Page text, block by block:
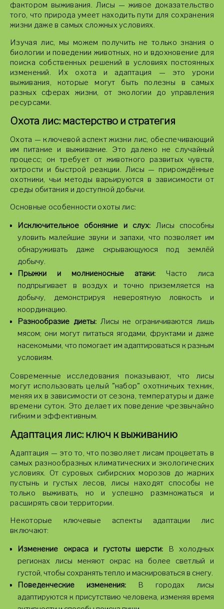
фактором выживания. Лисы — живое доказательство
того, что природа умеет находить пути для сохранения
жизни даже в самых сложных условиях.
Изучая лис, мы можем получить не только знания о
биологии и поведении животных, но и вдохновение для
поиска собственных решений в условиях постоянных
изменений. Их охота и адаптация — это уроки
выживания, которые могут быть полезны в самых
разных сферах жизни, от экологии до управления
ресурсами.
Охота лис: мастерство и стратегия
Охота — ключевой аспект жизни лис, обеспечивающий
им питание и выживание. Это далеко не случайный
процесс; он требует от животного развитых чувств,
хитрости и быстрой реакции. Лисы — прирождённые
охотники, чьи методы варьируются в зависимости от
среды обитания и доступной добычи.
Основные особенности охоты лис:
Исключительное обоняние и слух: Лисы способны
уловить малейшие звуки и запахи, что позволяет им
обнаруживать даже скрывающуюся под землёй
добычу.
Прыжки и молниеносные атаки: Часто лиса
подпрыгивает в воздух и точно приземляется на
добычу, демонстрируя невероятную ловкость и
координацию.
Разнообразие диеты:Лисы не ограничиваются лишь
мясом; они могут питаться ягодами, фруктами и даже
насекомыми, что помогает им адаптироваться к разным
условиям.
Современные исследования показывают, что лисы
могут использовать целый "набор" охотничьих техник,
меняя их в зависимости от сезона, температуры и даже
времени суток. Это делает их поведение чрезвычайно
гибким и эффективным.
Адаптация лис: ключ к выживанию
Адаптация — это то, что позволяет лисам процветать в
самых разнообразных климатических и экологических
условиях. От суровых сибирских морозов до жарких
пустынь и густых лесов, лисы находят способы не
только выживать, но и успешно размножаться и
расширять свои территории.
Некоторые ключевые аспекты адаптации лис
включают:
Изменение окраса и густоты шерсти: В холодных
регионах лисы меняют окрас на более светлый и
густой, чтобы сохранять тепло и маскироваться в снегу.
Поведенческие изменения: В городах лисы
адаптируются к присутствию человека, изменяя время